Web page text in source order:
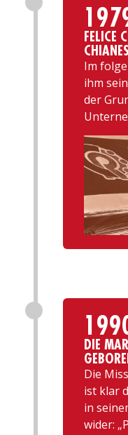
FELICE
Im
ihm
der
DIE
Die
ist klar
in
wider: